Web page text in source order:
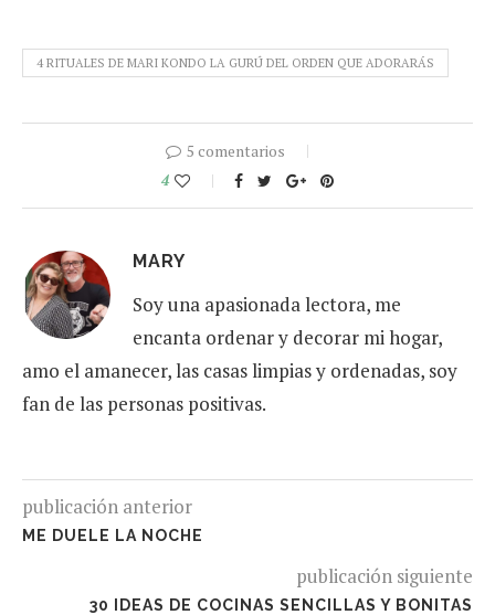
4 RITUALES DE MARI KONDO LA GURÚ DEL ORDEN QUE ADORARÁS
5 comentarios
4
MARY
Soy una apasionada lectora, me
encanta ordenar y decorar mi hogar,
amo el amanecer, las casas limpias y ordenadas, soy
fan de las personas positivas.
publicación anterior
ME DUELE LA NOCHE
publicación siguiente
30 IDEAS DE COCINAS SENCILLAS Y BONITAS